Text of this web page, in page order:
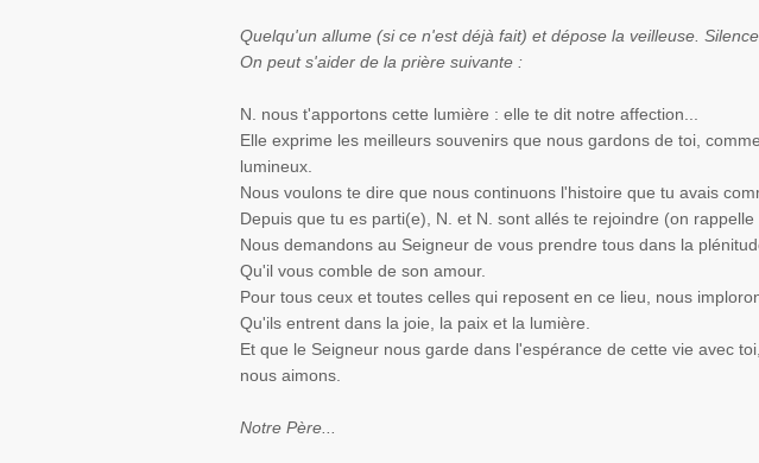
Quelqu'un allume (si ce n'est déjà fait) et dépose la veilleuse. Silence.
On peut s'aider de la prière suivante :
N. nous t'apportons cette lumière : elle te dit notre affection...
Elle exprime les meilleurs souvenirs que nous gardons de toi,
lumineux.
Nous voulons te dire que nous continuons l'histoire que tu avais
Depuis que tu es parti(e), N. et N. sont allés te rejoindre (on rappelle
Nous demandons au Seigneur de vous prendre tous dans la
Qu'il vous comble de son amour.
Pour tous ceux et toutes celles qui reposent en ce lieu, nous
Qu'ils entrent dans la joie, la paix et la lumière.
Et que le Seigneur nous garde dans l'espérance de cette vie avec
nous aimons.
Notre Père...